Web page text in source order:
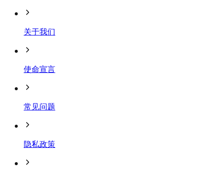
关于我们
使命宣言
常见问题
隐私政策